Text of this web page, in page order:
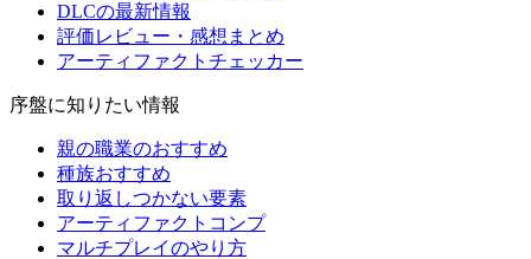
DLCの最新情報
評価レビュー・感想まとめ
アーティファクトチェッカー
序盤に知りたい情報
親の職業のおすすめ
種族おすすめ
取り返しつかない要素
アーティファクトコンプ
マルチプレイのやり方